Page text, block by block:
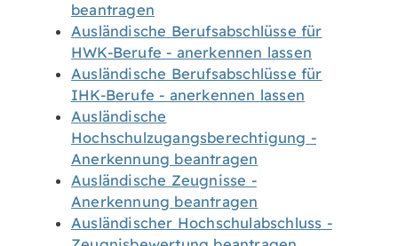
beantragen
Ausländische Berufsabschlüsse für
HWK-Berufe - anerkennen lassen
Ausländische Berufsabschlüsse für
IHK-Berufe - anerkennen lassen
Ausländische
Hochschulzugangsberechtigung -
Anerkennung beantragen
Ausländische Zeugnisse -
Anerkennung beantragen
Ausländischer Hochschulabschluss -